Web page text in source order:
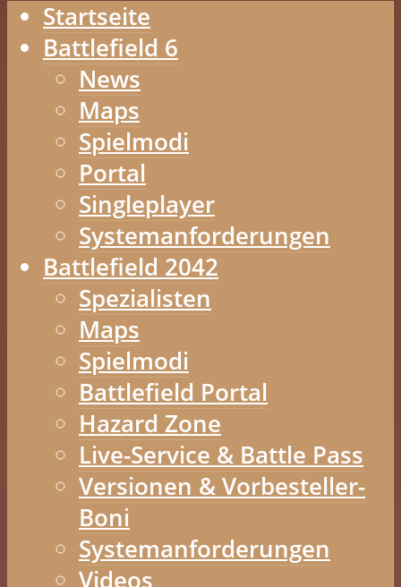
Startseite
Battlefield 6
News
Maps
Spielmodi
Portal
Singleplayer
Systemanforderungen
Battlefield 2042
Spezialisten
Maps
Spielmodi
Battlefield Portal
Hazard Zone
Live-Service & Battle Pass
Versionen & Vorbesteller-
Boni
Systemanforderungen
Videos